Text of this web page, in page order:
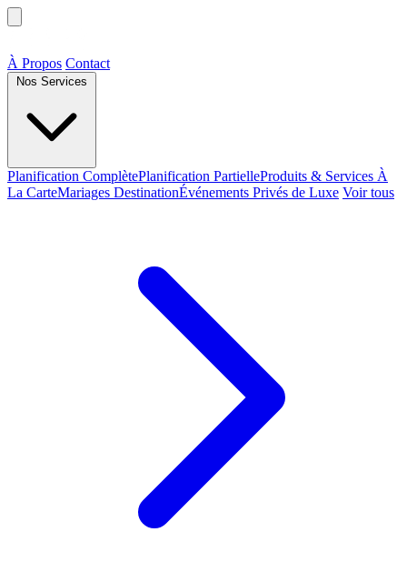
À Propos Contact
Planification ComplètePlanification PartielleProduits & Services À
La CarteMariages DestinationÉvénements Privés de Luxe Voir tous